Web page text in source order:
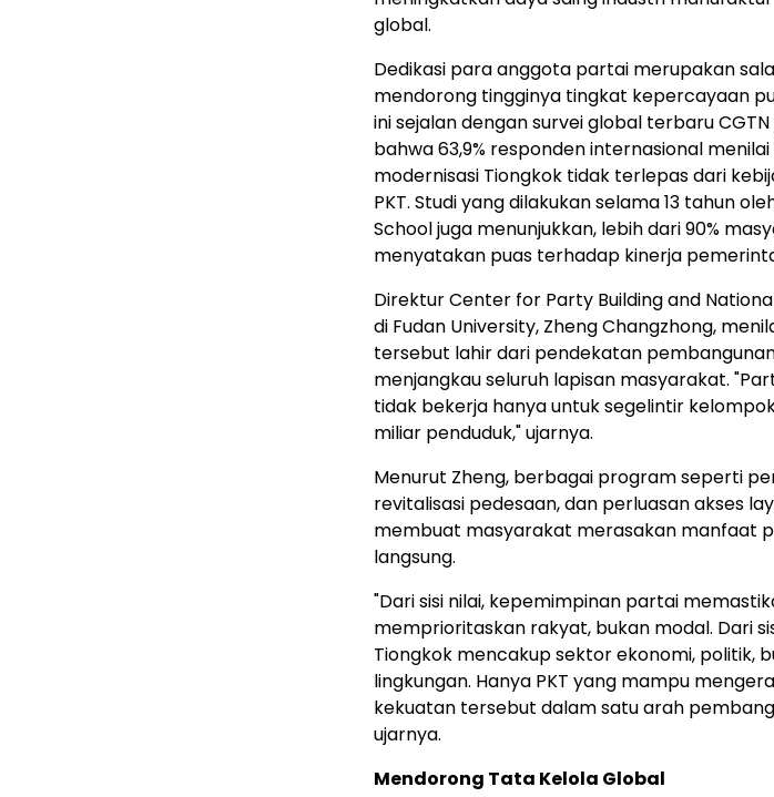
global.
Dedikasi para anggota partai merupakan
mendorong tingginya tingkat kepercayaan
ini sejalan dengan survei global terbaru
bahwa 63,9% responden internasional
modernisasi Tiongkok tidak terlepas dari
PKT. Studi yang dilakukan selama 13 tahun
School juga menunjukkan, lebih dari 90%
menyatakan puas terhadap kinerja
Direktur Center for Party Building and
di Fudan University, Zheng Changzhong,
tersebut lahir dari pendekatan
menjangkau seluruh lapisan masyarakat.
tidak bekerja hanya untuk segelintir
miliar penduduk," ujarnya.
Menurut Zheng, berbagai program seperti
revitalisasi pedesaan, dan perluasan akses
membuat masyarakat merasakan manfaat
langsung.
"Dari sisi nilai, kepemimpinan partai
memprioritaskan rakyat, bukan modal. Dari
Tiongkok mencakup sektor ekonomi, politik,
lingkungan. Hanya PKT yang mampu
kekuatan tersebut dalam satu arah
ujarnya.
Mendorong Tata Kelola Global